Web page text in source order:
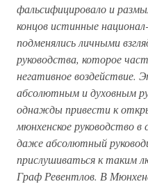
фальсифицировало и
концов истинные
подменялись личными
руководства, которое
негативное воздействие.
абсолютным и духовным
однажды привести к
мюнхенское руководство в
даже абсолютный
прислушиваться к таким
Граф Ревентлов. В